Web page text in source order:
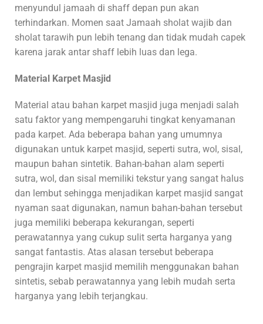
menyundul jamaah di shaff depan pun akan
terhindarkan. Momen saat Jamaah sholat wajib dan
sholat tarawih pun lebih tenang dan tidak mudah capek
karena jarak antar shaff lebih luas dan lega.
Material Karpet Masjid
Material atau bahan karpet masjid juga menjadi salah
satu faktor yang mempengaruhi tingkat kenyamanan
pada karpet. Ada beberapa bahan yang umumnya
digunakan untuk karpet masjid, seperti sutra, wol, sisal,
maupun bahan sintetik. Bahan-bahan alam seperti
sutra, wol, dan sisal memiliki tekstur yang sangat halus
dan lembut sehingga menjadikan karpet masjid sangat
nyaman saat digunakan, namun bahan-bahan tersebut
juga memiliki beberapa kekurangan, seperti
perawatannya yang cukup sulit serta harganya yang
sangat fantastis. Atas alasan tersebut beberapa
pengrajin karpet masjid memilih menggunakan bahan
sintetis, sebab perawatannya yang lebih mudah serta
harganya yang lebih terjangkau.